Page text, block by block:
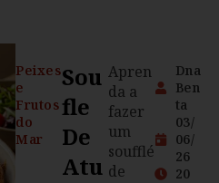
Peixes
e
Frutos
do
Mar
Sou
Fle
De
Atu
Apren
da a
fazer
um
soufflé
de
Dna
Ben
ta
03/
06/
26
20